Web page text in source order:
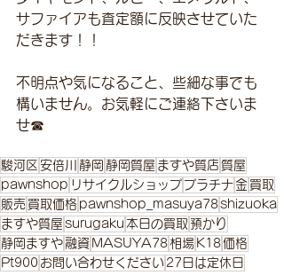
サファイアも査定額に反映させていた
だきます！！
不明点や気になること、些細な事でも
構いません。お気軽にご連絡下さいま
せ☎
駿河区 安倍川 静岡 静岡質屋 ますや質店 質屋
pawnshop リサイクルショップ プラチナ 金 買取
販売 買取価格 pawnshop_masuya78shizuoka
ますや質屋 surugaku 本日の買取 預かり
静岡ますや 融資 MASUYA78相場 K18価格
Pt900 お問い合わせください 27日は定休日